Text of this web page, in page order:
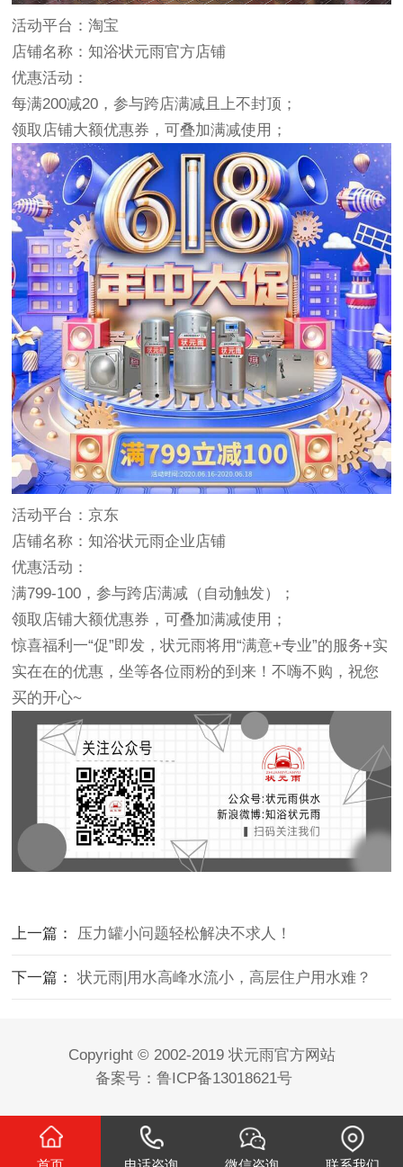
活动平台：淘宝
店铺名称：知浴状元雨官方店铺
优惠活动：
每满200减20，参与跨店满减且上不封顶；
领取店铺大额优惠券，可叠加满减使用；
活动平台：京东
店铺名称：知浴状元雨企业店铺
优惠活动：
满799-100，参与跨店满减（自动触发）；
领取店铺大额优惠券，可叠加满减使用；
惊喜福利一“促”即发，状元雨将用“满意+专业”的服务+实
实在在的优惠，坐等各位雨粉的到来！不嗨不购，祝您
买的开心~
上一篇： 压力罐小问题轻松解决不求人！
下一篇：状元雨|用水高峰水流小，高层住户用水难？
Copyright © 2002-2019 状元雨官方网站
备案号：鲁ICP备13018621号